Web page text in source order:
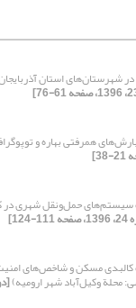
شهرستان‌های استان
همرفتی بهاره و
سیستم‌های حمل‌و‌نقل شهری
کالبدی مسکن و شاخص‌‌های
وکیل‌‌آباد شهر ارومیه)